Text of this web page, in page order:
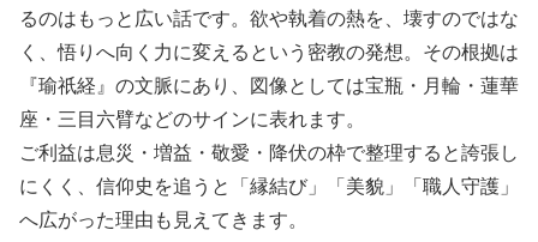
るのはもっと広い話です。欲や執着の熱を、壊すのではな
く、悟りへ向く力に変えるという密教の発想。その根拠は
『瑜祇経』の文脈にあり、図像としては宝瓶・月輪・蓮華
座・三目六臂などのサインに表れます。
ご利益は息災・増益・敬愛・降伏の枠で整理すると誇張し
にくく、信仰史を追うと「縁結び」「美貌」「職人守護」
へ広がった理由も見えてきます。